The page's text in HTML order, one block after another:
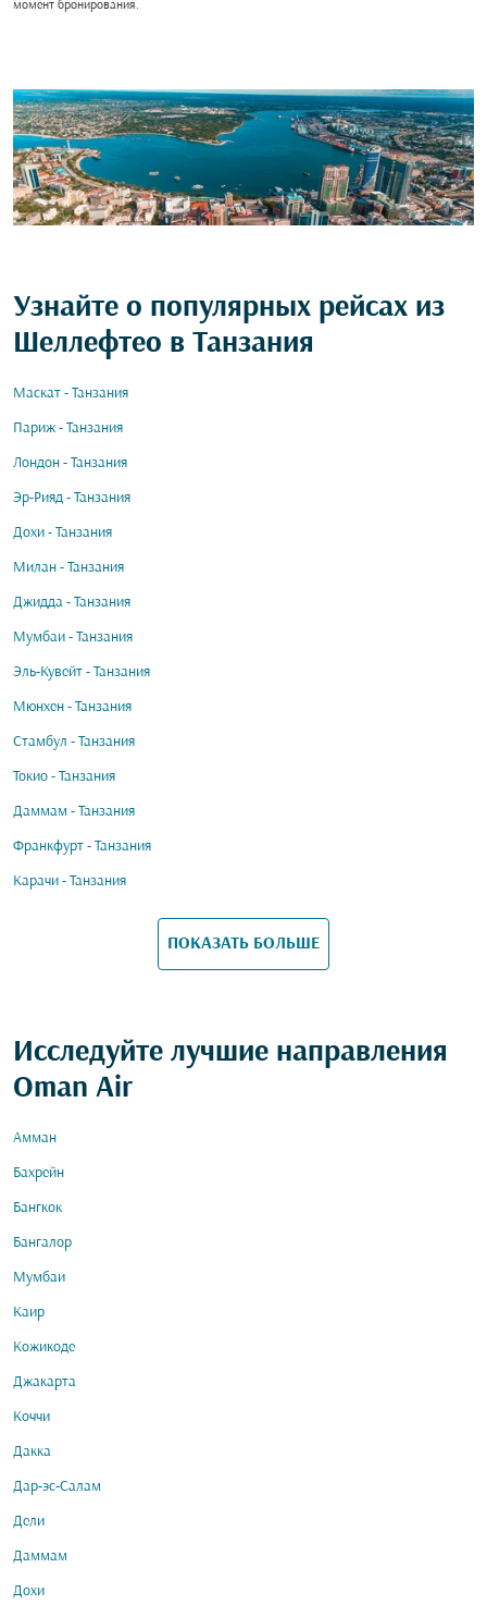
момент бронирования.
Узнайте о популярных рейсах из
Шеллефтео в Танзания
Маскат - Танзания
Париж - Танзания
Лондон - Танзания
Эр-Рияд - Танзания
Дохи - Танзания
Милан - Танзания
Джидда - Танзания
Мумбаи - Танзания
Эль-Кувейт - Танзания
Мюнхен - Танзания
Стамбул - Танзания
Токио - Танзания
Даммам - Танзания
Франкфурт - Танзания
Карачи - Танзания
ПОКАЗАТЬ БОЛЬШЕ
Исследуйте лучшие направления
Oman Air
Амман
Бахрейн
Бангкок
Бангалор
Мумбаи
Каир
Кожикоде
Джакарта
Коччи
Дакка
Дар-эс-Салам
Дели
Даммам
Дохи